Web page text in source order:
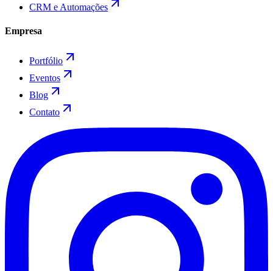
CRM e Automações
Empresa
Portfólio
Eventos
Blog
Contato